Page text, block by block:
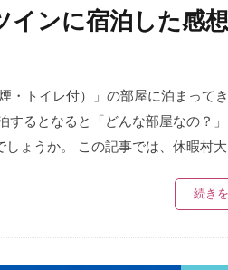
ンに宿泊した感想
・トイレ付）」の部屋に泊まって
するとなると「どんな部屋なの？
ょうか。 この記事では、休暇村
続き